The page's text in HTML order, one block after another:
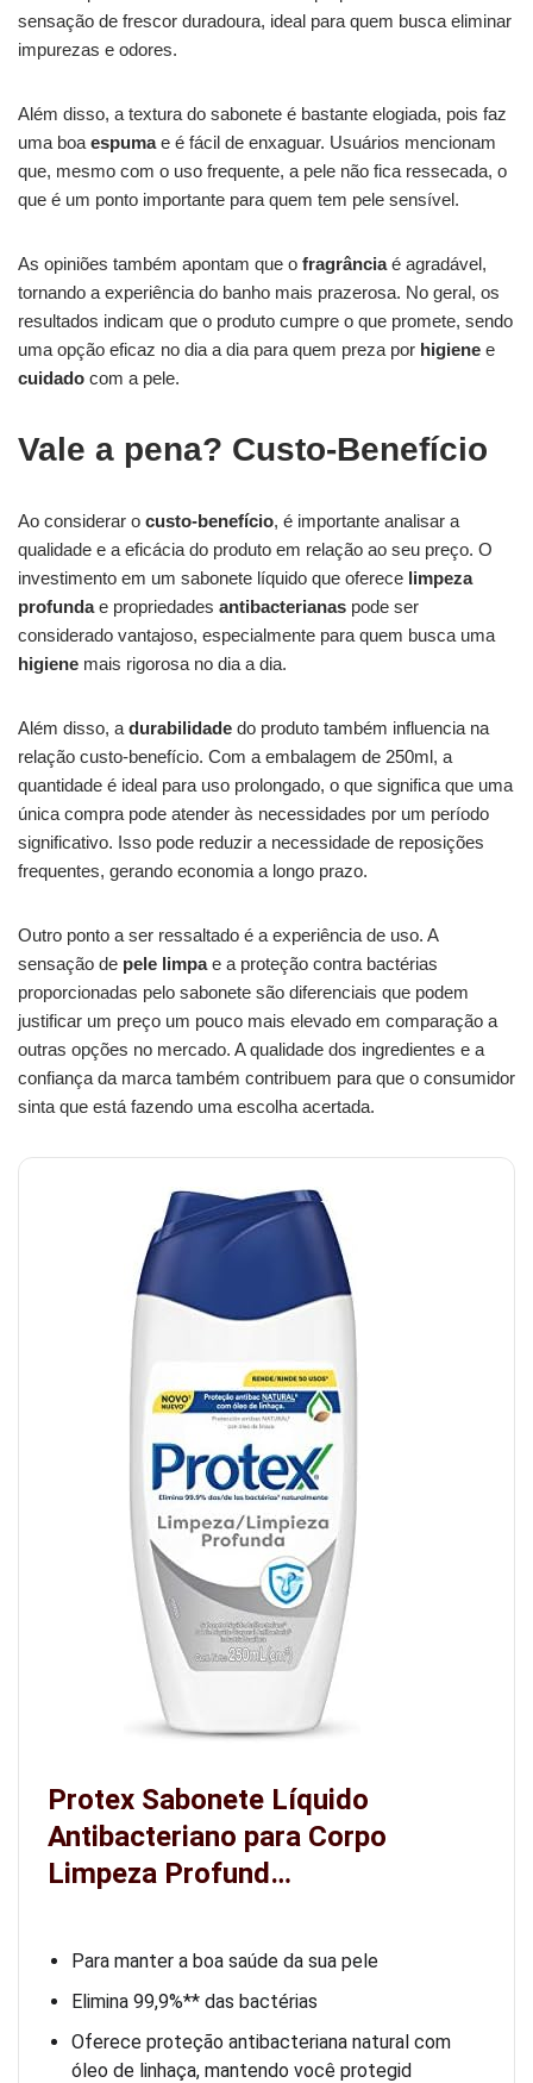
sensação de frescor duradoura, ideal para quem busca eliminar
impurezas e odores.
Além disso, a textura do sabonete é bastante elogiada, pois faz
uma boa espumae é fácil de enxaguar. Usuários mencionam
que, mesmo com o uso frequente, a pele não fica ressecada, o
que é um ponto importante para quem tem pele sensível.
As opiniões também apontam que o fragrânciaé agradável,
tornando a experiência do banho mais prazerosa. No geral, os
resultados indicam que o produto cumpre o que promete, sendo
uma opção eficaz no dia a dia para quem preza por higiene e
cuidado com a pele.
Vale a pena? Custo-Benefício
Ao considerar o custo-benefício, é importante analisar a
qualidade e a eficácia do produto em relação ao seu preço. O
investimento em um sabonete líquido que oferece limpeza
profundae propriedades antibacterianas pode ser
considerado vantajoso, especialmente para quem busca uma
higiene mais rigorosa no dia a dia.
Além disso, a durabilidade do produto também influencia na
relação custo-benefício. Com a embalagem de 250ml, a
quantidade é ideal para uso prolongado, o que significa que uma
única compra pode atender às necessidades por um período
significativo. Isso pode reduzir a necessidade de reposições
frequentes, gerando economia a longo prazo.
Outro ponto a ser ressaltado é a experiência de uso. A
sensação de pele limpae a proteção contra bactérias
proporcionadas pelo sabonete são diferenciais que podem
justificar um preço um pouco mais elevado em comparação a
outras opções no mercado. A qualidade dos ingredientes e a
confiança da marca também contribuem para que o consumidor
sinta que está fazendo uma escolha acertada.
Protex Sabonete Líquido
Antibacteriano para Corpo
Limpeza Profund…
Para manter a boa saúde da sua pele
Elimina 99,9%** das bactérias
Oferece proteção antibacteriana natural com
óleo de linhaça, mantendo você protegid